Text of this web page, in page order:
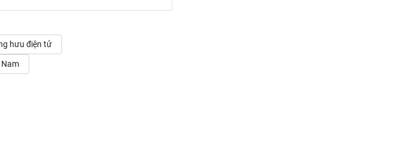
hưu điện tử